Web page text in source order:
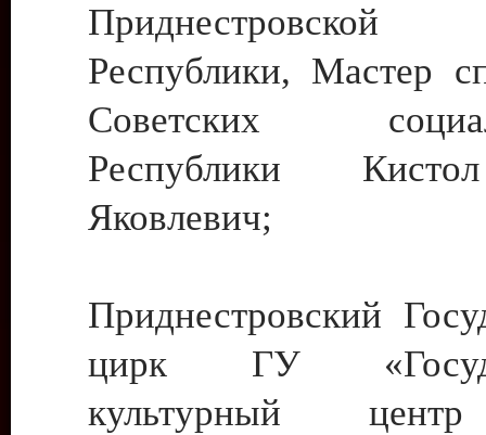
Приднестровской
Республики, Мастер
Советских
Республики
Яковлевич;
Приднестровский
цирк ГУ
культурный